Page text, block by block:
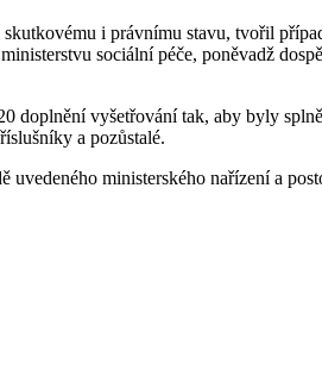
i právnímu stavu, tvořil
sociální péče, poněvadž
doplnění vyšetřování tak, aby byly
a pozůstalé.
ministerského nařízení a